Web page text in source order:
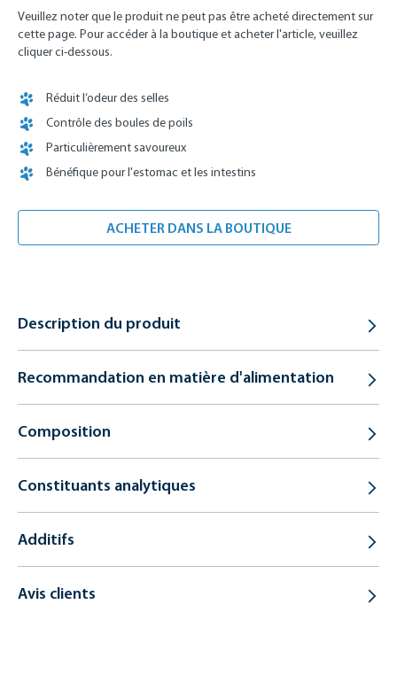
Veuillez noter que le produit ne peut pas être acheté directement sur
cette page. Pour accéder à la boutique et acheter l'article, veuillez
cliquer ci-dessous.
Réduit l’odeur des selles
Contrôle des boules de poils
Particulièrement savoureux
Bénéfique pour l'estomac et les intestins
ACHETER DANS LA BOUTIQUE
Description du produit
Recommandation en matière d'alimentation
Composition
Constituants analytiques
Additifs
Avis clients